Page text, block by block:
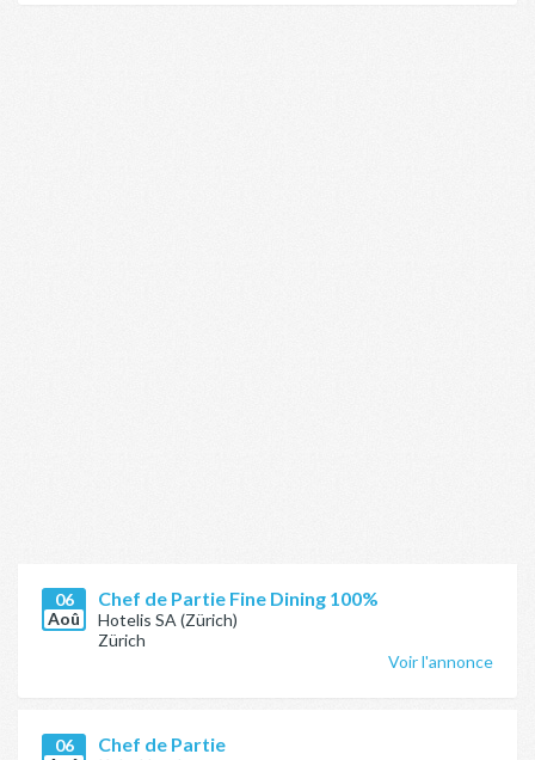
06
Aoû
Chef de Partie Fine Dining 100%
Hotelis SA (Zürich)
Zürich
Voir l'annonce
06
Chef de Partie